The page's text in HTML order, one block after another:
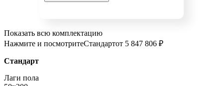
Показать всю комплектацию
Нажмите и посмотритеСтандартот 5 847 806 ₽
Стандарт
Лаги пола